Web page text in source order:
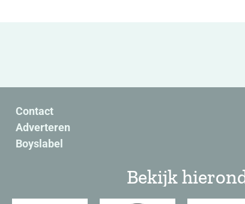
Contact
Adverteren
Boyslabel
Bekijk